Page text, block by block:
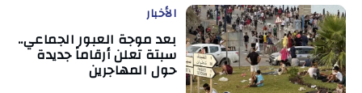
الأخبار
بعد موجة العبور الجماعي..
سبتة تعلن أرقاماً جديدة
حول المهاجرين